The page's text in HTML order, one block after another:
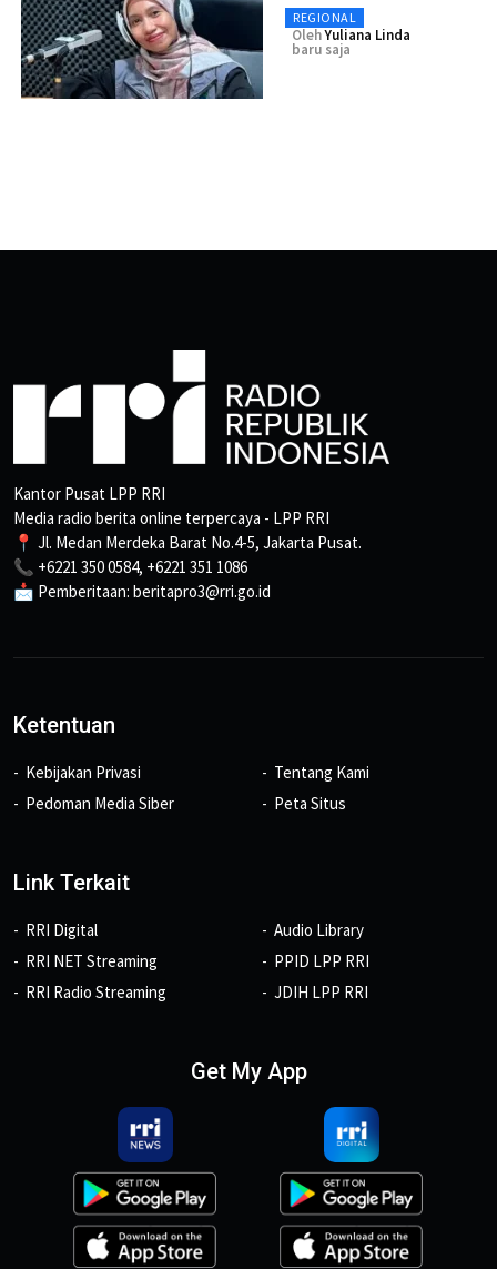
REGIONAL
OlehYuliana Linda
baru saja
Kantor Pusat LPP RRI
Media radio berita online terpercaya - LPP RRI
📍 Jl. Medan Merdeka Barat No.4-5, Jakarta Pusat.
📞 +6221 350 0584, +6221 351 1086
📩 Pemberitaan: beritapro3@rri.go.id
Ketentuan
Kebijakan Privasi
Pedoman Media Siber
Tentang Kami
Peta Situs
Link Terkait
RRI Digital
RRI NET Streaming
RRI Radio Streaming
Audio Library
PPID LPP RRI
JDIH LPP RRI
Get My App